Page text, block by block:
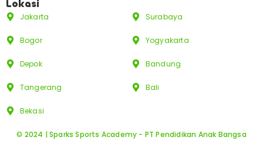
Lokasi
Jakarta
Bogor
Depok
Tangerang
Bekasi
Surabaya
Yogyakarta
Bandung
Bali
© 2024 | Sparks Sports Academy - PT Pendidikan Anak Bangsa